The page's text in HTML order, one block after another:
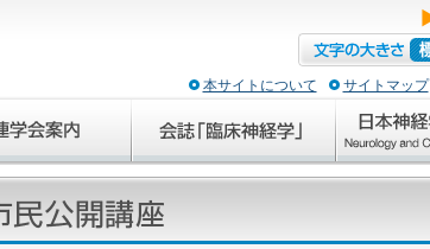
本サイトについて サイトマップ